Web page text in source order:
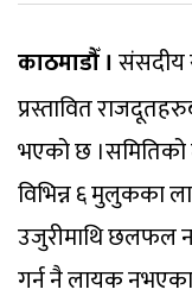
काठमाडौँ । संसदीय
प्रस्तावित
भएको छ
विभिन्न ६ मुलुकका
उजुरीमाथि छलफल
गर्न नै लायक